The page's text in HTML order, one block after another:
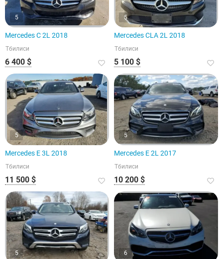
5
Mercedes C 2L 2018
Тбилиси
6 400 $
5
Mercedes CLA 2L 2018
Тбилиси
5 100 $
5
Mercedes E 3L 2018
Тбилиси
11 500 $
5
Mercedes E 2L 2017
Тбилиси
10 200 $
5 6